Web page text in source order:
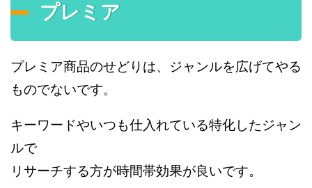
プレミア
プレミア商品のせどりは、ジャンルを広げてやる
ものでないです。
キーワードやいつも仕入れている特化したジャン
ルで
リサーチする方が時間帯効果が良いです。